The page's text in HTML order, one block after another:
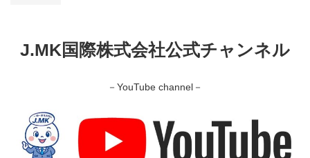
J.MK国際株式会社公式チャンネル
－YouTube channel－